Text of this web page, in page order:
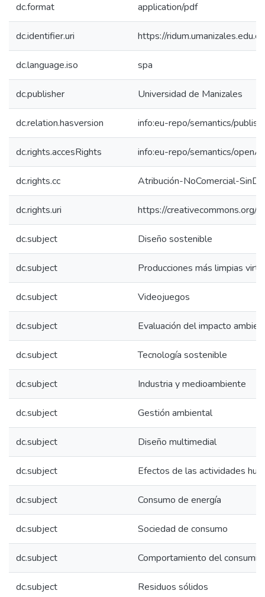
dc.format application/pdf
dc.identifier.uri https://
dc.language.iso spa
dc.publisher Universidad de Manizales
dc.relation.hasversion info:eu-repo/semantics/
dc.rights.accesRights info:eu-repo/semantics/
dc.rights.cc Atribución-NoComercial-
dc.rights.uri https://creativecommons.org/
dc.subject Diseño sostenible
dc.subject Producciones más limpias
dc.subject Videojuegos
dc.subject Evaluación del impacto
dc.subject Tecnología sostenible
dc.subject Industria y medioambiente
dc.subject Gestión ambiental
dc.subject Diseño multimedial
dc.subject Efectos de las actividades
dc.subject Consumo de energía
dc.subject Sociedad de consumo
dc.subject Comportamiento del
dc.subject Residuos sólidos